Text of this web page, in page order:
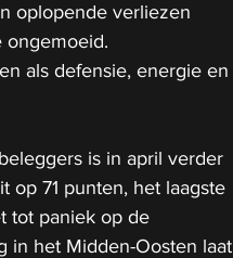
oplopende verliezen
ongemoeid.
als defensie, energie en
is in april verder
op 71 punten, het laagste
tot paniek op de
in het Midden-Oosten laat